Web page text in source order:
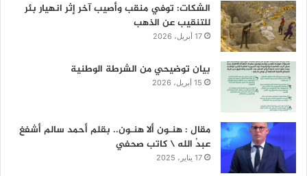
الشكات: توفي منقب وأصيب آخر إثر انهيار بئر
للتنقيب عن الذهب
17 أبريل، 2026
بيان توضيحي من الشرطة الوطنية
15 أبريل، 2026
مقال : هنـون ألا هنـون.. بقلم أحمد سالم أشفغ
عبدُ الله \ كاتب صحفي
17 يناير، 2025